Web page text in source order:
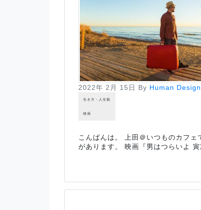
2022年 2月 15日 By Human
生き方・人生観
映画
こんばんは。 上田＠いつものカフ
があります。 映画『男はつらいよ